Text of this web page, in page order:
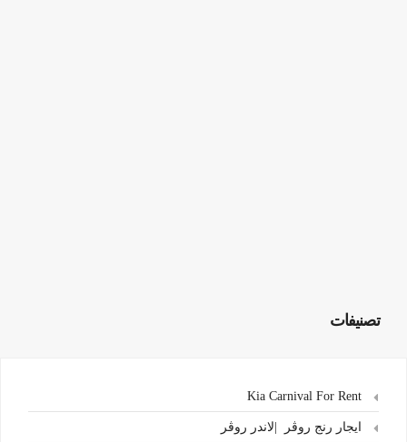
تصنيفات
ايجار رنج روڤر |لاندر روڤر